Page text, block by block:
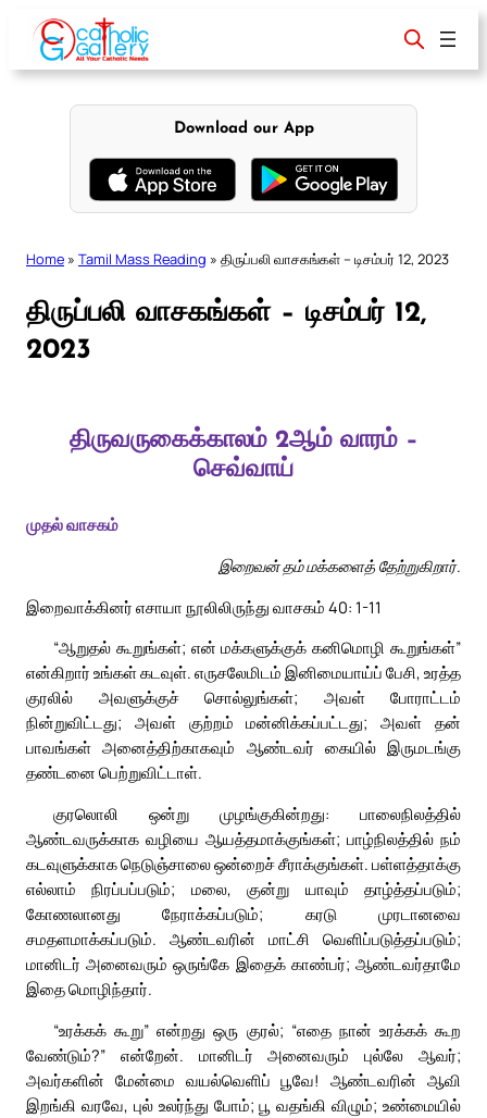
content
Download our App
Home » Tamil Mass Reading » திருப்பலி வாசகங்கள் – டிசம்பர் 12, 2023
திருப்பலி வாசகங்கள் – டிசம்பர் 12,
2023
திருவருகைக்காலம் 2ஆம் வாரம் –
செவ்வாய்
முதல் வாசகம்
இறைவன் தம் மக்களைத் தேற்றுகிறார்.
இறைவாக்கினர் எசாயா நூலிலிருந்து வாசகம் 40: 1-11
“ஆறுதல் கூறுங்கள்; என் மக்களுக்குக் கனிமொழி கூறுங்கள்”
என்கிறார் உங்கள் கடவுள். எருசலேமிடம் இனிமையாய்ப் பேசி, உரத்த
குரலில் அவளுக்குச் சொல்லுங்கள்; அவள் போராட்டம்
நின்றுவிட்டது; அவள் குற்றம் மன்னிக்கப்பட்டது; அவள் தன்
பாவங்கள் அனைத்திற்காகவும் ஆண்டவர் கையில் இருமடங்கு
தண்டனை பெற்றுவிட்டாள்.
குரலொலி ஒன்று முழங்குகின்றது: பாலைநிலத்தில்
ஆண்டவருக்காக வழியை ஆயத்தமாக்குங்கள்; பாழ்நிலத்தில் நம்
கடவுளுக்காக நெடுஞ்சாலை ஒன்றைச் சீராக்குங்கள். பள்ளத்தாக்கு
எல்லாம் நிரப்பப்படும்; மலை, குன்று யாவும் தாழ்த்தப்படும்;
கோணலானது நேராக்கப்படும்; கரடு முரடானவை
சமதளமாக்கப்படும். ஆண்டவரின் மாட்சி வெளிப்படுத்தப்படும்;
மானிடர் அனைவரும் ஒருங்கே இதைக் காண்பர்; ஆண்டவர்தாமே
இதை மொழிந்தார்.
“உரக்கக் கூறு” என்றது ஒரு குரல்; “எதை நான் உரக்கக் கூற
வேண்டும்?” என்றேன். மானிடர் அனைவரும் புல்லே ஆவர்;
அவர்களின் மேன்மை வயல்வெளிப் பூவே! ஆண்டவரின் ஆவி
இறங்கி வரவே, புல் உலர்ந்து போம்; பூ வதங்கி விழும்; உண்மையில்